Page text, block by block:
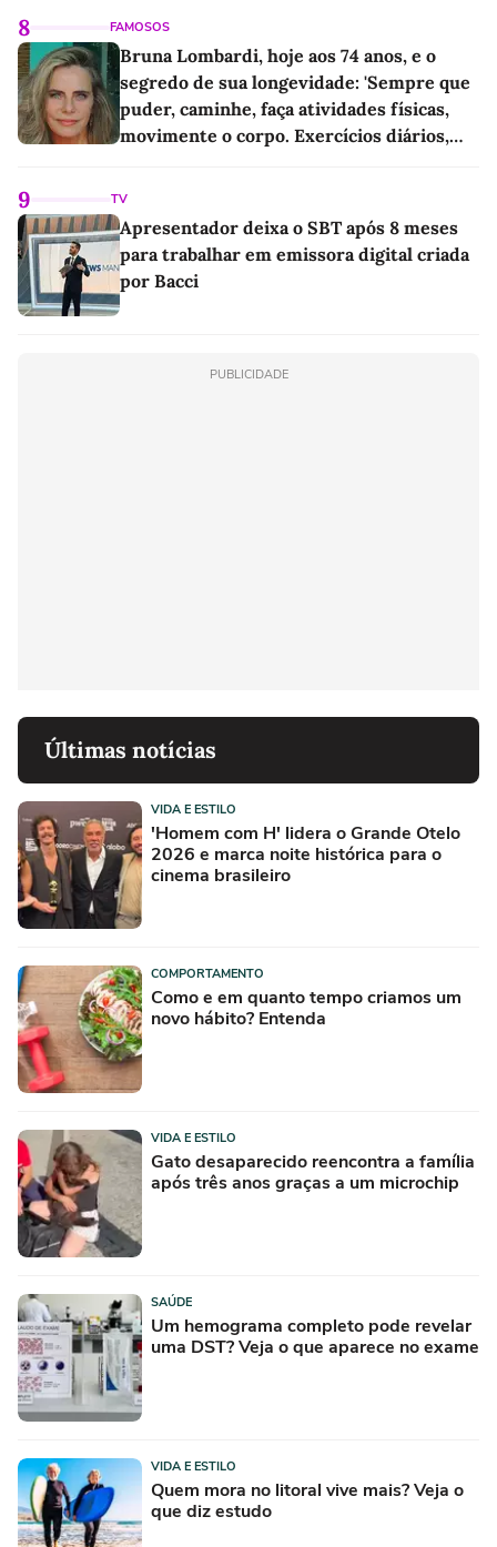
8 FAMOSOS
Bruna Lombardi, hoje aos 74 anos, e o
segredo de sua longevidade: 'Sempre que
puder, caminhe, faça atividades físicas,
movimente o corpo. Exercícios diários,
9 TV
Apresentador deixa o SBT após 8 meses
para trabalhar em emissora digital criada
por Bacci
PUBLICIDADE
Últimas notícias
VIDA E ESTILO
'Homem com H' lidera o Grande Otelo
2026 e marca noite histórica para o
cinema brasileiro
COMPORTAMENTO
Como e em quanto tempo criamos um
novo hábito? Entenda
VIDA E ESTILO
Gato desaparecido reencontra a família
após três anos graças a um microchip
SAÚDE
Um hemograma completo pode revelar
uma DST? Veja o que aparece no exame
VIDA E ESTILO
Quem mora no litoral vive mais? Veja o
que diz estudo